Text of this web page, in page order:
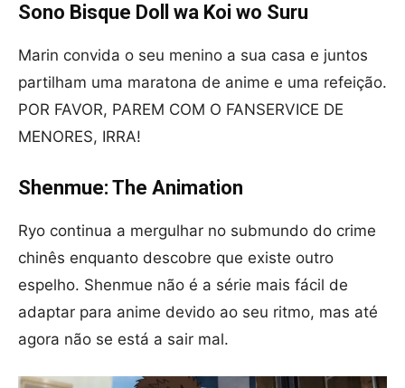
Sono Bisque Doll wa Koi wo Suru
Marin convida o seu menino a sua casa e juntos
partilham uma maratona de anime e uma refeição.
POR FAVOR, PAREM COM O FANSERVICE DE
MENORES, IRRA!
Shenmue: The Animation
Ryo continua a mergulhar no submundo do crime
chinês enquanto descobre que existe outro
espelho. Shenmue não é a série mais fácil de
adaptar para anime devido ao seu ritmo, mas até
agora não se está a sair mal.